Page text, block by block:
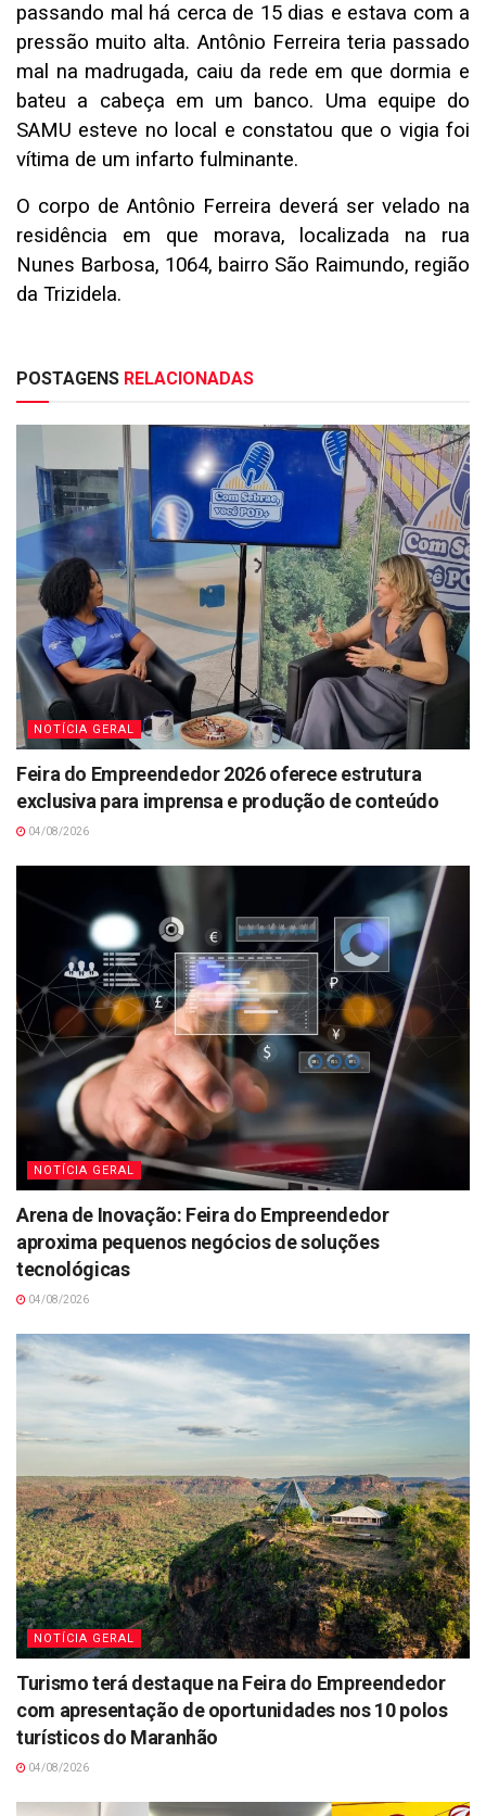
passando mal há cerca de 15 dias e estava com a
pressão muito alta. Antônio Ferreira teria passado
mal na madrugada, caiu da rede em que dormia e
bateu a cabeça em um banco. Uma equipe do
SAMU esteve no local e constatou que o vigia foi
vítima de um infarto fulminante.
O corpo de Antônio Ferreira deverá ser velado na
residência em que morava, localizada na rua
Nunes Barbosa, 1064, bairro São Raimundo, região
da Trizidela.
POSTAGENS RELACIONADAS
NOTÍCIA GERAL
Feira do Empreendedor 2026 oferece estrutura
exclusiva para imprensa e produção de conteúdo
04/08/2026
NOTÍCIA GERAL
Arena de Inovação: Feira do Empreendedor
aproxima pequenos negócios de soluções
tecnológicas
04/08/2026
NOTÍCIA GERAL
Turismo terá destaque na Feira do Empreendedor
com apresentação de oportunidades nos 10 polos
turísticos do Maranhão
04/08/2026